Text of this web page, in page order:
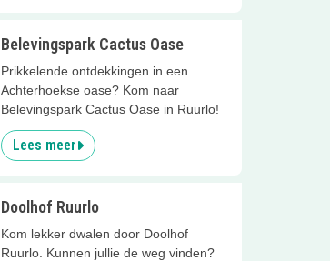
Belevingspark Cactus Oase
Prikkelende ontdekkingen in een
Achterhoekse oase? Kom naar
Belevingspark Cactus Oase in Ruurlo!
Lees meer
Doolhof Ruurlo
Kom lekker dwalen door Doolhof
Ruurlo. Kunnen jullie de weg vinden?